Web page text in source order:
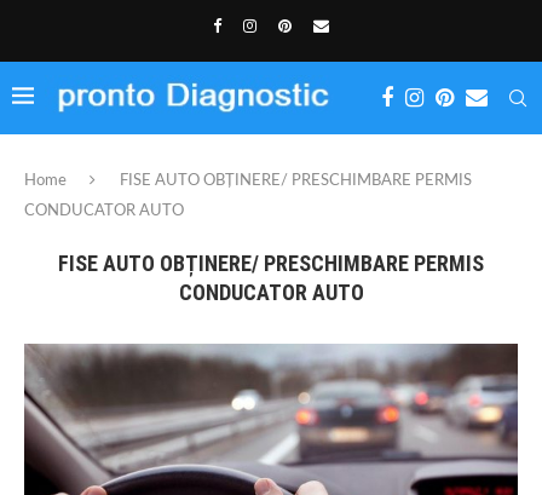
Home
FISE AUTO OBȚINERE/ PRESCHIMBARE PERMIS
CONDUCATOR AUTO
FISE AUTO OBȚINERE/ PRESCHIMBARE PERMIS
CONDUCATOR AUTO